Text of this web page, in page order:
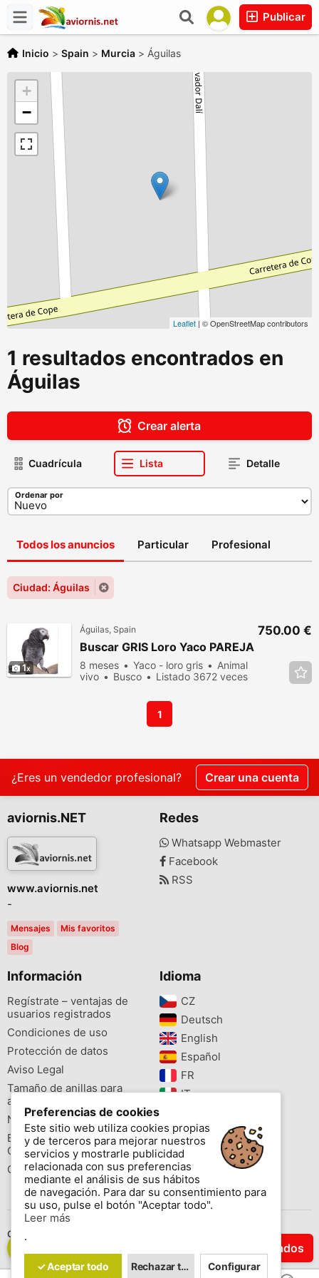
Publicar
Inicio > Spain > Murcia > Águilas
+
−
Leaflet | © OpenStreetMap contributors
1 resultados encontrados en
Águilas
Filtrar Resultados
Crear alerta
Cuadrícula Lista Detalle
Ordenar por
Todos los anuncios Particular Profesional
Ciudad: Águilas
1
Águilas, Spain
Buscar GRIS Loro Yaco PAREJA
8 meses Yaco - loro gris
Animal
vivo
Busco
Listado 3672 veces
750.00 €
1
¿Eres un vendedor profesional? Crear una cuenta
aviornis.NET
www.aviornis.net
-
Mensajes
Mis favoritos
Blog
Redes
Whatsapp Webmaster
Facebook
RSS
Información
Regístrate – ventajas de
usuarios registrados
Condiciones de uso
Protección de datos
Aviso Legal
Tamaño de anillas para
aves
Newsletter
Buscador de especies
Cites
Colores de las anillas
Idioma
CZ‎
Deutsch‎
English‎
Español‎
FR‎
IT‎
PL‎
PT‎
Preferencias de cookies
Este sitio web utiliza cookies propias
y de terceros para mejorar nuestros
servicios y mostrarle publicidad
relacionada con sus preferencias
mediante el análisis de sus hábitos
de navegación. Para dar su consentimiento para
su uso, pulse el botón "Aceptar todo".
Leer más
.
✓ Aceptar todo Rechazar todo Configurar
Contáctenos
Copyright © 2026 www.aviornis.net Tablón de anuncios gratis.